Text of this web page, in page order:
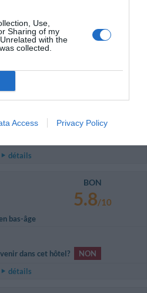
Use,
Sharing of my
with the
collected.
Access Privacy Policy
à
solo una piccola sopra la porta.
dans cet hôtel?
détails
détails
bas-âge
BON
5.8/10
dans cet hôtel?
NON
détails